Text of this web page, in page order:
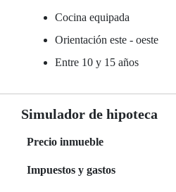
Cocina equipada
Orientación este - oeste
Entre 10 y 15 años
Simulador de hipoteca
Precio inmueble
Impuestos y gastos